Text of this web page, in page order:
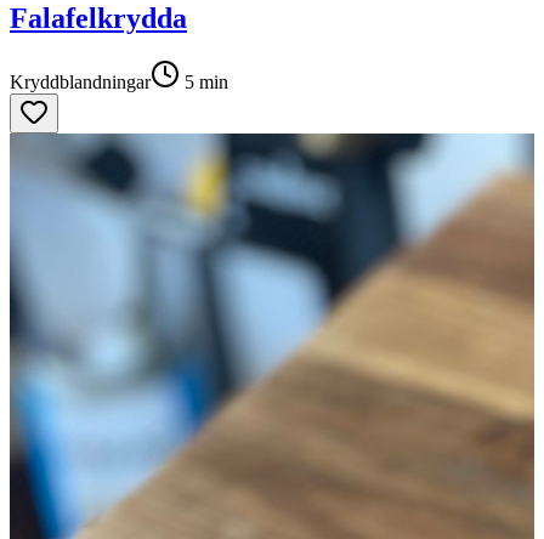
Falafelkrydda
Kryddblandningar 5 min